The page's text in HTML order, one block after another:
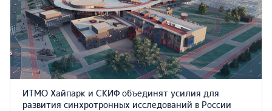
ИТМО Хайпарк и СКИФ объединят усилия для
развития синхротронных исследований в России